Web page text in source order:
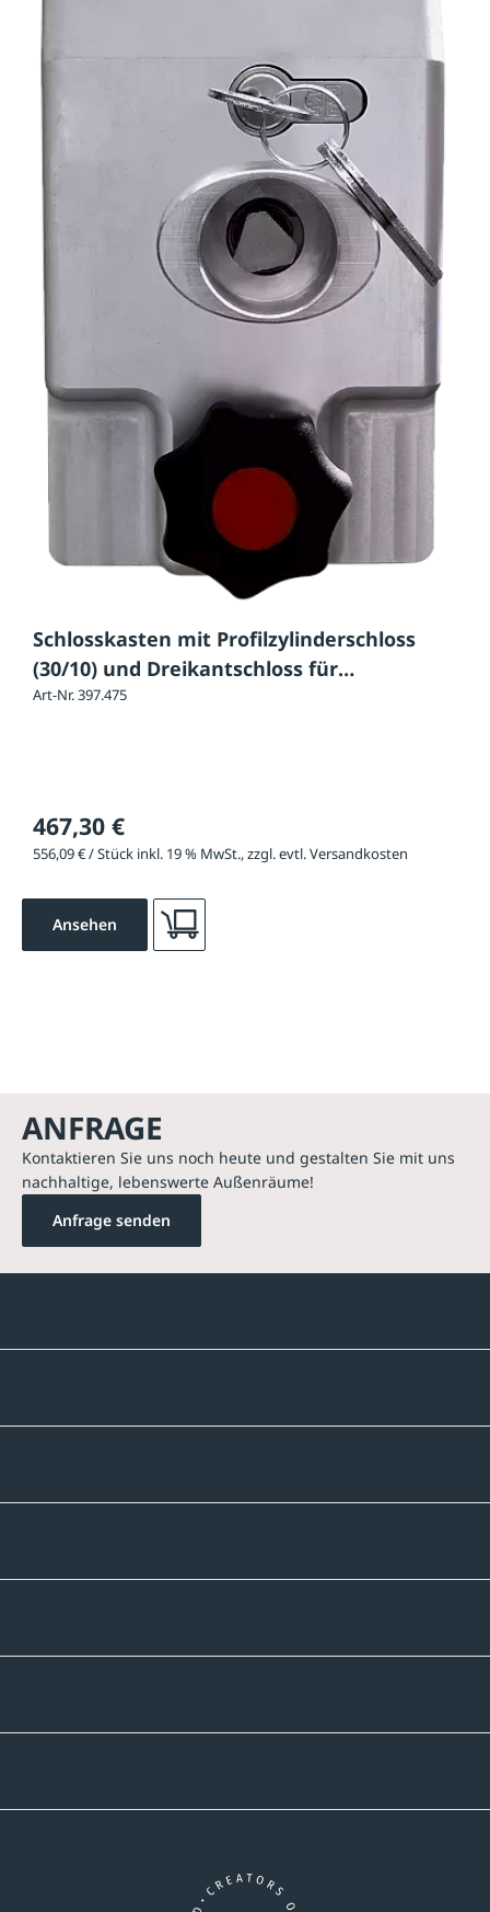
Schlosskasten mit Profilzylinderschloss
(30/10) und Dreikantschloss für
Hauptstütze
Art-Nr. 397.475
467,30 €
556,09 € / Stück inkl. 19 % MwSt., zzgl. evtl. Versandkosten
Ansehen
ANFRAGE
Kontaktieren Sie uns noch heute und gestalten Sie mit uns
nachhaltige, lebenswerte Außenräume!
Anfrage senden